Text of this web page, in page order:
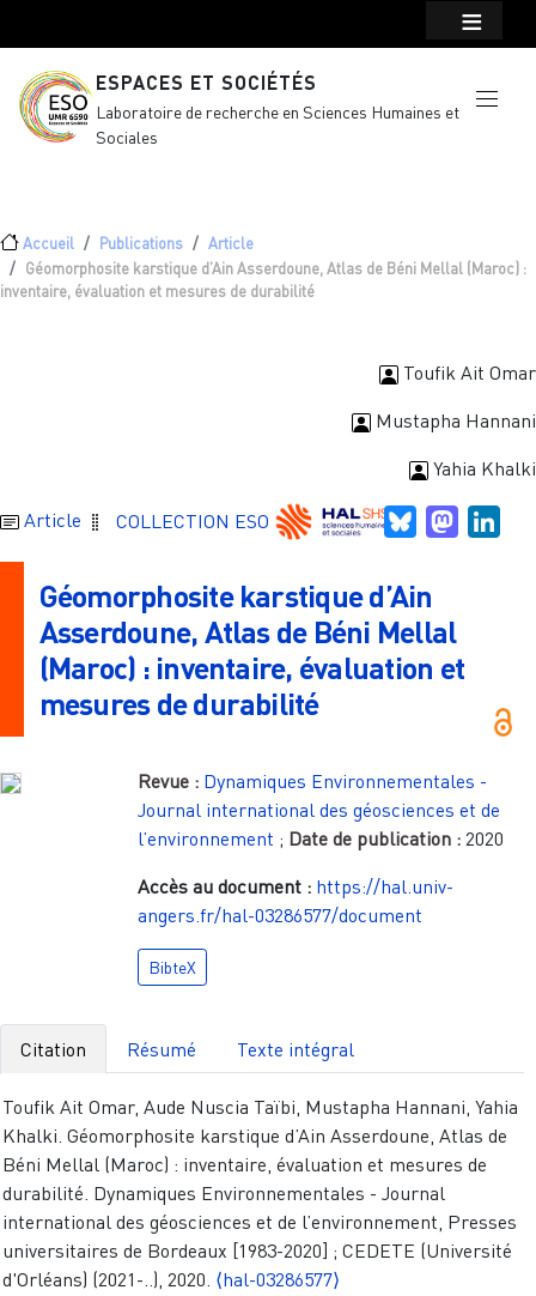
ESPACES ET SOCIÉTÉS
Laboratoire de recherche en Sciences Humaines et
Sociales
Fil d'Ariane
Accueil Publications
Article
Géomorphosite karstique d’Ain Asserdoune, Atlas de Béni Mellal (Maroc) :
inventaire, évaluation et mesures de durabilité
Toufik Ait Omar
Mustapha Hannani
Yahia Khalki
Article COLLECTION ESO Bluesky
Géomorphosite karstique d’Ain
Asserdoune, Atlas de Béni Mellal
(Maroc) : inventaire, évaluation et
mesures de durabilité
Revue : Dynamiques Environnementales -
Journal international des géosciences et de
l’environnement ; Date de publication : 2020
Accès au document : https://hal.univ-
angers.fr/hal-03286577/document
BibteX
Citation Résumé Texte intégral
Toufik Ait Omar, Aude Nuscia Taïbi, Mustapha Hannani, Yahia
Khalki. Géomorphosite karstique d’Ain Asserdoune, Atlas de
Béni Mellal (Maroc) : inventaire, évaluation et mesures de
durabilité. Dynamiques Environnementales - Journal
international des géosciences et de l’environnement, Presses
universitaires de Bordeaux [1983-2020] ; CEDETE (Université
d'Orléans) (2021-..), 2020. ⟨hal-03286577⟩